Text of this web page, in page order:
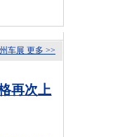
更多 >>
车展
再次上